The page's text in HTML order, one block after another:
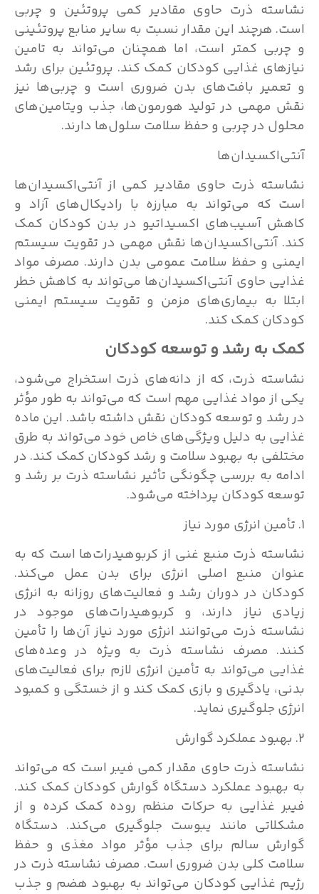
نشاسته ذرت حاوی مقادیر کمی پروتئین و چربی
است. هرچند این مقدار نسبت به سایر منابع پروتئینی
و چربی کمتر است، اما همچنان می‌تواند به تامین
نیازهای غذایی کودکان کمک کند. پروتئین برای رشد
و تعمیر بافت‌های بدن ضروری است و چربی‌ها نیز
نقش مهمی در تولید هورمون‌ها، جذب ویتامین‌های
محلول در چربی و حفظ سلامت سلول‌ها دارند.
آنتی‌اکسیدان‌ها
نشاسته ذرت حاوی مقادیر کمی از آنتی‌اکسیدان‌ها
است که می‌تواند به مبارزه با رادیکال‌های آزاد و
کاهش آسیب‌های اکسیداتیو در بدن کودکان کمک
کند. آنتی‌اکسیدان‌ها نقش مهمی در تقویت سیستم
ایمنی و حفظ سلامت عمومی بدن دارند. مصرف مواد
غذایی حاوی آنتی‌اکسیدان‌ها می‌تواند به کاهش خطر
ابتلا به بیماری‌های مزمن و تقویت سیستم ایمنی
کودکان کمک کند.
کمک به رشد و توسعه کودکان
نشاسته ذرت، که از دانه‌های ذرت استخراج می‌شود،
یکی از مواد غذایی مهم است که می‌تواند به طور مؤثر
در رشد و توسعه کودکان نقش داشته باشد. این ماده
غذایی به دلیل ویژگی‌های خاص خود می‌تواند به طرق
مختلفی به بهبود سلامت و رشد کودکان کمک کند. در
ادامه به بررسی چگونگی تأثیر نشاسته ذرت بر رشد و
توسعه کودکان پرداخته می‌شود.
1. تأمین انرژی مورد نیاز
نشاسته ذرت منبع غنی از کربوهیدرات‌ها است که به
عنوان منبع اصلی انرژی برای بدن عمل می‌کند.
کودکان در دوران رشد و فعالیت‌های روزانه به انرژی
زیادی نیاز دارند، و کربوهیدرات‌های موجود در
نشاسته ذرت می‌توانند انرژی مورد نیاز آن‌ها را تأمین
کنند. مصرف نشاسته ذرت به ویژه در وعده‌های
غذایی می‌تواند به تأمین انرژی لازم برای فعالیت‌های
بدنی، یادگیری و بازی کمک کند و از خستگی و کمبود
انرژی جلوگیری نماید.
2. بهبود عملکرد گوارش
نشاسته ذرت حاوی مقدار کمی فیبر است که می‌تواند
به بهبود عملکرد دستگاه گوارش کودکان کمک کند.
فیبر غذایی به حرکات منظم روده کمک کرده و از
مشکلاتی مانند یبوست جلوگیری می‌کند. دستگاه
گوارش سالم برای جذب مؤثر مواد مغذی و حفظ
سلامت کلی بدن ضروری است. مصرف نشاسته ذرت در
رژیم غذایی کودکان می‌تواند به بهبود هضم و جذب